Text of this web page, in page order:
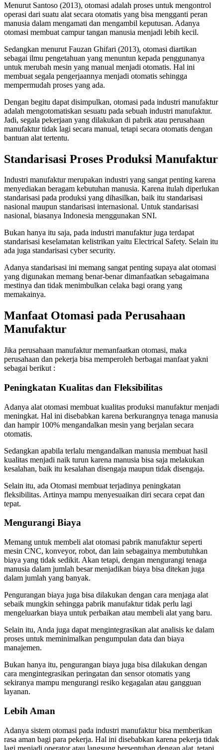
Menurut Santoso (2013), otomasi adalah proses untuk mengontrol
operasi dari suatu alat secara otomatis yang bisa mengganti peran
manusia dalam mengamati dan mengambil keputusan. Adanya
otomasi membuat campur tangan manusia menjadi lebih kecil.
Sedangkan menurut Fauzan Ghifari (2013), otomasi diartikan
sebagai ilmu pengetahuan yang menuntun kepada penggunanya
untuk merubah mesin yang manual menjadi otomatis. Hal ini
membuat segala pengerjaannya menjadi otomatis sehingga
mempermudah proses yang ada.
Dengan begitu dapat disimpulkan, otomasi pada industri manufaktur
adalah mengotomatiskan sesuatu pada sebuah industri manufaktur.
Jadi, segala pekerjaan yang dilakukan di pabrik atau perusahaan
manufaktur tidak lagi secara manual, tetapi secara otomatis dengan
bantuan alat tertentu.
Standarisasi Proses Produksi Manufaktur
Industri manufaktur merupakan industri yang sangat penting karena
menyediakan beragam kebutuhan manusia. Karena itulah diperlukan
standarisasi pada produksi yang dihasilkan, baik itu standarisasi
nasional maupun standarisasi internasional. Untuk standarisasi
nasional, biasanya Indonesia menggunakan SNI.
Bukan hanya itu saja, pada industri manufaktur juga terdapat
standarisasi keselamatan kelistrikan yaitu Electrical Safety. Selain itu
ada juga standarisasi cyber security.
Adanya standarisasi ini memang sangat penting supaya alat otomasi
yang digunakan memang benar-benar dimanfaatkan sebagaimana
mestinya dan tidak menimbulkan celaka bagi orang yang
memakainya.
Manfaat Otomasi pada Perusahaan
Manufaktur
Jika perusahaan manufaktur memanfaatkan otomasi, maka
perusahaan dan pekerja bisa memperoleh berbagai manfaat yakni
sebagai berikut :
Peningkatan Kualitas dan Fleksibilitas
Adanya alat otomasi membuat kualitas produksi manufaktur menjadi
meningkat. Hal ini disebabkan karena berkurangnya tenaga manusia
dan hampir 100% mengandalkan mesin yang berjalan secara
otomatis.
Sedangkan apabila terlalu mengandalkan manusia membuat hasil
kualitas menjadi naik turun karena manusia bisa saja melakukan
kesalahan, baik itu kesalahan disengaja maupun tidak disengaja.
Selain itu, ada Otomasi membuat terjadinya peningkatan
fleksibilitas. Artinya mampu menyesuaikan diri secara cepat dan
tepat.
Mengurangi Biaya
Memang untuk membeli alat otomasi pabrik manufaktur seperti
mesin CNC, konveyor, robot, dan lain sebagainya membutuhkan
biaya yang tidak sedikit. Akan tetapi, dengan mengurangi tenaga
manusia dalam jumlah besar menjadikan biaya bisa ditekan juga
dalam jumlah yang banyak.
Pengurangan biaya juga bisa dilakukan dengan cara menjaga alat
sebaik mungkin sehingga pabrik manufaktur tidak perlu lagi
mengeluarkan biaya untuk perbaikan atau membeli alat yang baru.
Selain itu, Anda juga dapat mengintegrasikan alat analisis ke dalam
proses untuk meminimalkan pengumpulan data dan biaya
manajemen.
Bukan hanya itu, pengurangan biaya juga bisa dilakukan dengan
cara mengintegrasikan peringatan dan sensor otomatis yang
sekiranya mampu mengurangi resiko kegagalan atau gangguan
layanan.
Lebih Aman
Adanya sistem otomasi pada industri manufaktur bisa memberikan
rasa aman bagi para pekerja. Hal ini disebabkan karena pekerja tidak
lagi menjadi operator atau langsung bersentuhan dengan alat, tetapi